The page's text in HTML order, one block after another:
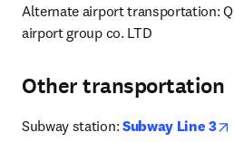
Alternate airport transportation:
airport group co. LTD
Other transportation
Subway station: Subway Line 3